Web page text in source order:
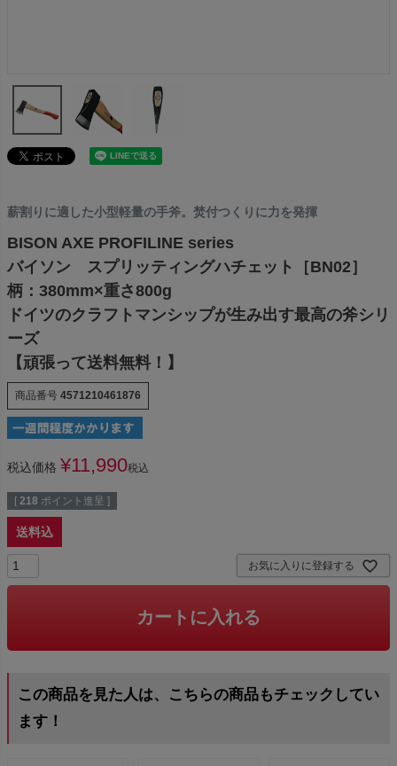
薪割りに適した小型軽量の手斧。焚付つくりに力を発揮
BISON AXE PROFILINE series
バイソン スプリッティングハチェット［BN02］
柄：380mm×重さ800g
ドイツのクラフトマンシップが生み出す最高の斧シリ
ーズ
【頑張って送料無料！】
商品番号 4571210461876
税込価格 ¥11,990税込
[ 218 ポイント進呈 ]
送料込
お気に入りに登録する
カートに入れる
この商品を見た人は、こちらの商品もチェックしてい
ます！